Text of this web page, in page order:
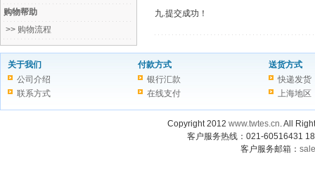
购物帮助
>> 购物流程
九.提交成功！
关于我们
公司介绍
联系方式
付款方式
银行汇款
在线支付
送货方式
快递发货
上海地区
Copyright 2012 www.twtes.cn. All
客户服务热线：021-60516431
客户服务邮箱：